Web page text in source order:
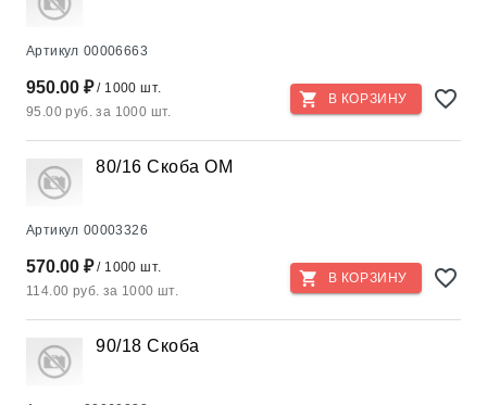
Артикул 00006663
950.00 ₽/ 1000 шт.
95.00 руб. за 1000 шт.
В КОРЗИНУ
80/16 Скоба OM
Артикул 00003326
570.00 ₽/ 1000 шт.
114.00 руб. за 1000 шт.
В КОРЗИНУ
90/18 Скоба